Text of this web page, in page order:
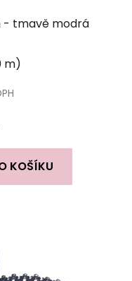
- tmavě modrá
m)
KOŠÍKU